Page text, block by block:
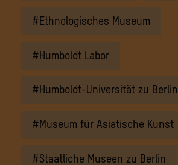
#Ethnologisches Museum
#Humboldt Labor
#Humboldt-Universität zu Berlin
#Museum für Asiatische Kunst
#Staatliche Museen zu Berlin